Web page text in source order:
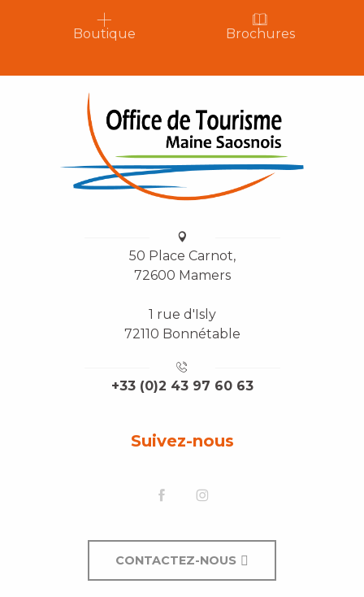
Boutique Brochures
50 Place Carnot,
72600 Mamers
1 rue d'Isly
72110 Bonnétable
+33 (0)2 43 97 60 63
Suivez-nous
CONTACTEZ-NOUS